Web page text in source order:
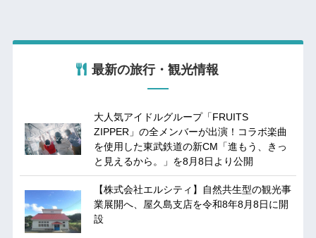
最新の旅行・観光情報
大人気アイドルグループ「FRUITS
ZIPPER」の全メンバーが出演！コラボ楽曲
を使用した東武鉄道の新CM「進もう、きっ
と見えるから。」を8月8日より公開
【株式会社エルシティ】自然共生型の観光事
業展開へ、屋久島支店を令和8年8月8日に開
設